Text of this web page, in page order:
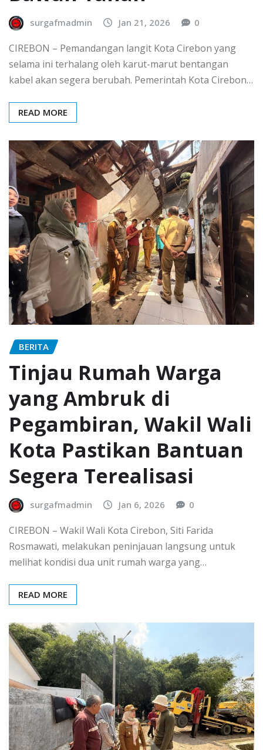
surgafmadmin Jan 21, 2026 0
CIREBON – Pemandangan langit Kota Cirebon yang
selama ini terhalang oleh karut-marut bentangan
kabel akan segera berubah. Pemerintah Kota Cirebon…
READ MORE
BERITA
Tinjau Rumah Warga
yang Ambruk di
Pegambiran, Wakil Wali
Kota Pastikan Bantuan
Segera Terealisasi
surgafmadmin Jan 6, 2026 0
CIREBON – Wakil Wali Kota Cirebon, Siti Farida
Rosmawati, melakukan peninjauan langsung untuk
melihat kondisi dua unit rumah warga yang…
READ MORE